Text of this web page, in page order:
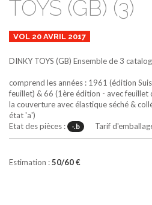
TOYS (GB) (3)
VOL 20 AVRIL 2017
DINKY TOYS (GB) Ensemble de 3
comprend les années : 1961 (édition
feuillet) & 66 (1ère édition - avec
la couverture avec élastique séché &
état 'a')
Etat des pièces :
-.b Tarif
Estimation :50/60 €